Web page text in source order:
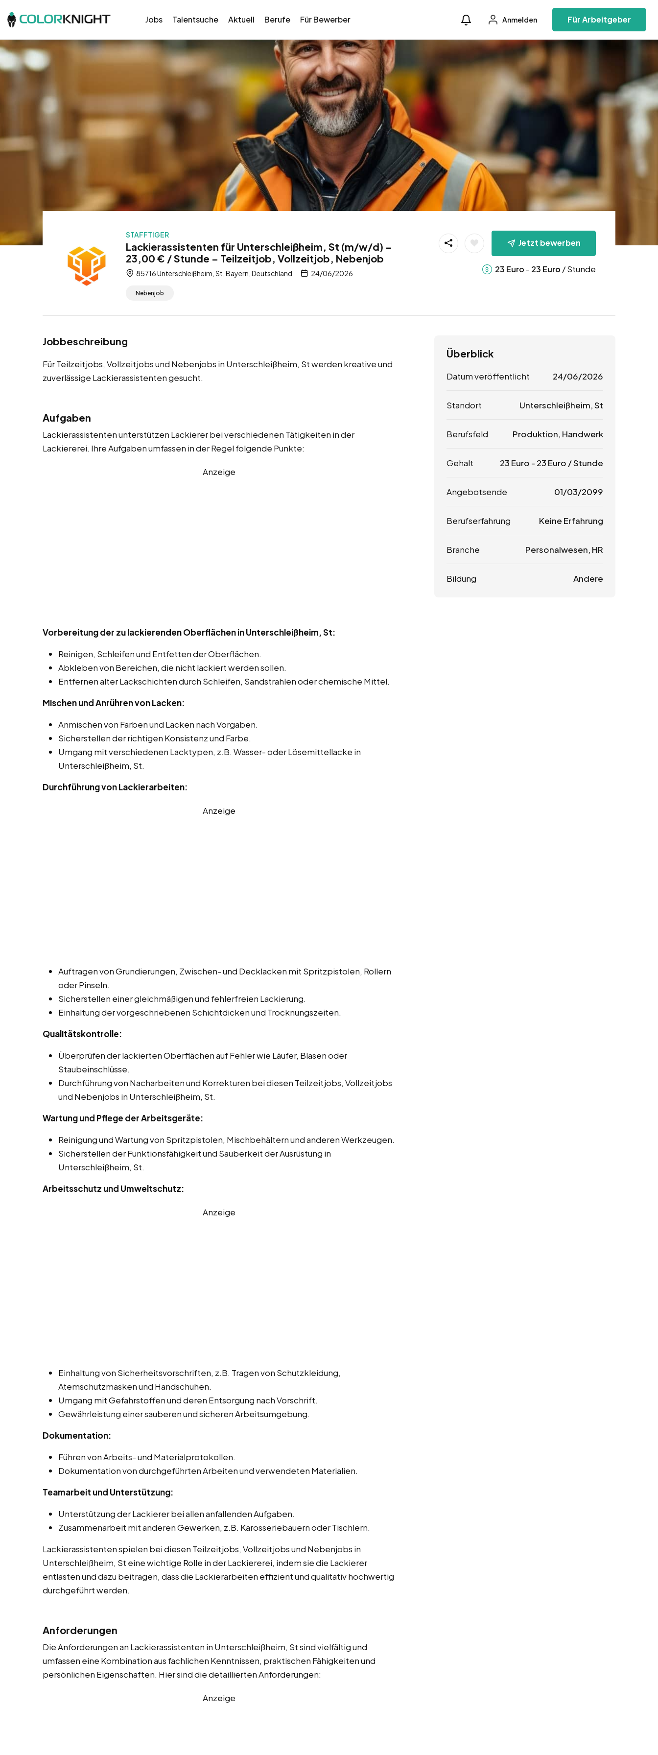
Jobs Talentsuche Aktuell Berufe Für Bewerber Anmelden Für Arbeitgeber
STAFFTIGER
Lackierassistenten für Unterschleißheim, St (m/w/d) –
23,00 € / Stunde – Teilzeitjob, Vollzeitjob, Nebenjob
85716 Unterschleißheim, St, Bayern, Deutschland 24/06/2026
Nebenjob
Jetzt bewerben
23 Euro - 23 Euro / Stunde
Jobbeschreibung
Für Teilzeitjobs, Vollzeitjobs und Nebenjobs in Unterschleißheim, St werden kreative und
zuverlässige Lackierassistenten gesucht.
Aufgaben
Lackierassistenten unterstützen Lackierer bei verschiedenen Tätigkeiten in der
Lackiererei. Ihre Aufgaben umfassen in der Regel folgende Punkte:
Anzeige
Vorbereitung der zu lackierenden Oberflächen in Unterschleißheim, St:
Reinigen, Schleifen und Entfetten der Oberflächen.
Abkleben von Bereichen, die nicht lackiert werden sollen.
Entfernen alter Lackschichten durch Schleifen, Sandstrahlen oder chemische Mittel.
Mischen und Anrühren von Lacken:
Anmischen von Farben und Lacken nach Vorgaben.
Sicherstellen der richtigen Konsistenz und Farbe.
Umgang mit verschiedenen Lacktypen, z.B. Wasser- oder Lösemittellacke in
Unterschleißheim, St.
Durchführung von Lackierarbeiten:
Anzeige
Auftragen von Grundierungen, Zwischen- und Decklacken mit Spritzpistolen, Rollern
oder Pinseln.
Sicherstellen einer gleichmäßigen und fehlerfreien Lackierung.
Einhaltung der vorgeschriebenen Schichtdicken und Trocknungszeiten.
Qualitätskontrolle:
Überprüfen der lackierten Oberflächen auf Fehler wie Läufer, Blasen oder
Staubeinschlüsse.
Durchführung von Nacharbeiten und Korrekturen bei diesen Teilzeitjobs, Vollzeitjobs
und Nebenjobs in Unterschleißheim, St.
Wartung und Pflege der Arbeitsgeräte:
Reinigung und Wartung von Spritzpistolen, Mischbehältern und anderen Werkzeugen.
Sicherstellen der Funktionsfähigkeit und Sauberkeit der Ausrüstung in
Unterschleißheim, St.
Arbeitsschutz und Umweltschutz:
Anzeige
Einhaltung von Sicherheitsvorschriften, z.B. Tragen von Schutzkleidung,
Atemschutzmasken und Handschuhen.
Umgang mit Gefahrstoffen und deren Entsorgung nach Vorschrift.
Gewährleistung einer sauberen und sicheren Arbeitsumgebung.
Dokumentation:
Führen von Arbeits- und Materialprotokollen.
Dokumentation von durchgeführten Arbeiten und verwendeten Materialien.
Teamarbeit und Unterstützung:
Unterstützung der Lackierer bei allen anfallenden Aufgaben.
Zusammenarbeit mit anderen Gewerken, z.B. Karosseriebauern oder Tischlern.
Lackierassistenten spielen bei diesen Teilzeitjobs, Vollzeitjobs und Nebenjobs in
Unterschleißheim, St eine wichtige Rolle in der Lackiererei, indem sie die Lackierer
entlasten und dazu beitragen, dass die Lackierarbeiten effizient und qualitativ hochwertig
durchgeführt werden.
Anforderungen
Die Anforderungen an Lackierassistenten in Unterschleißheim, St sind vielfältig und
umfassen eine Kombination aus fachlichen Kenntnissen, praktischen Fähigkeiten und
persönlichen Eigenschaften. Hier sind die detaillierten Anforderungen:
Anzeige
Überblick
Datum veröffentlicht 24/06/2026
Standort Unterschleißheim, St
Berufsfeld Produktion, Handwerk
Gehalt 23 Euro - 23 Euro / Stunde
Angebotsende 01/03/2099
Berufserfahrung Keine Erfahrung
Branche Personalwesen, HR
Bildung Andere